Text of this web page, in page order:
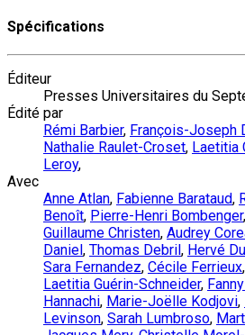
Spécifications
Éditeur
Presses Universitaires du
Édité par
Rémi Barbier, François-Joseph
Nathalie Raulet-Croset, Laetitia
Leroy,
Avec
Anne Atlan, Fabienne Barataud,
Benoît, Pierre-Henri Bombenger,
Guillaume Christen, Audrey
Daniel , Thomas Debril , Hervé
Sara Fernandez, Cécile Ferrieux,
Laetitia Guérin-Schneider,
Hannachi, Marie-Joëlle Kodjovi,
Levinson, Sarah Lumbroso,